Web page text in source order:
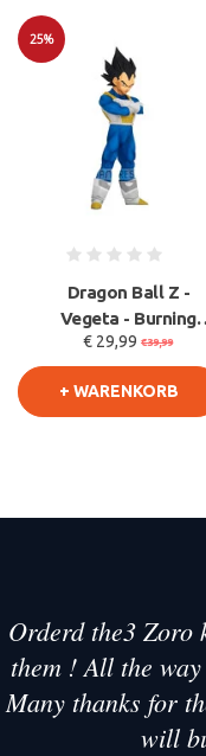
25%
Dragon Ball Z -
Vegeta - Burning
Fighters PVC Figur 15
cm
€ 29,99 €39,99
+ WARENKORB
Orderd the3 Zoro
them ! All the
Many thanks for
will